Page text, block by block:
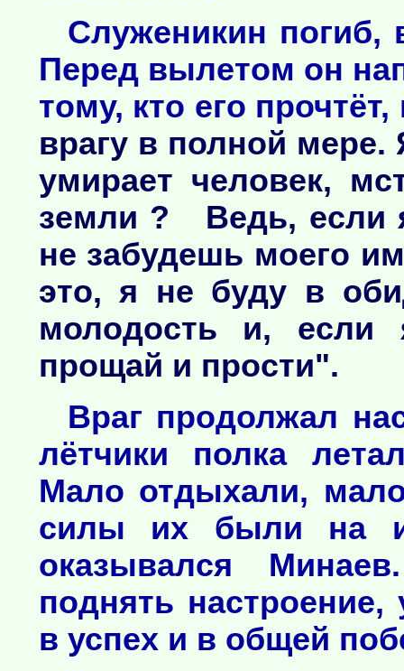
Служеникин погиб,
Перед вылетом он
тому, кто его
врагу в полной
умирает человек,
земли ? Ведь, если
не забудешь моего
это, я не буду в
молодость и, если
прощай и прости".
Враг продолжал
лётчики полка
Мало отдыхали,
силы их были на
оказывался
поднять
в успех и в общей